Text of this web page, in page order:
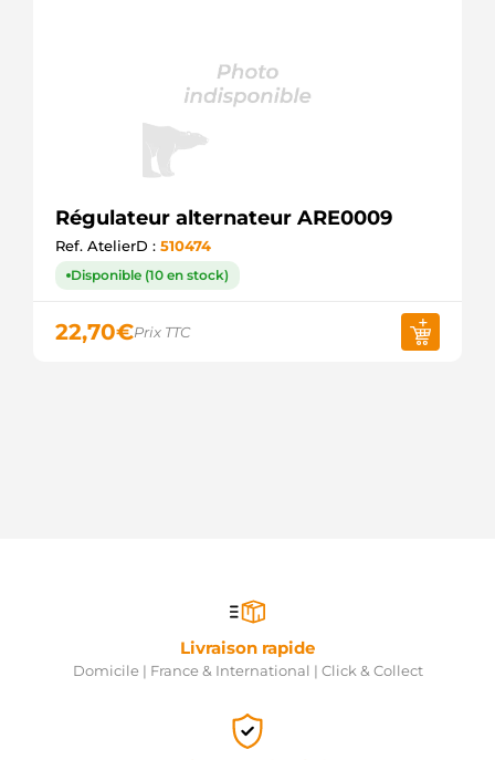
Régulateur alternateur ARE0009
Ref. AtelierD : 510474
Disponible (10 en stock)
22,70€Prix TTC
Livraison rapide
Domicile | France & International | Click & Collect